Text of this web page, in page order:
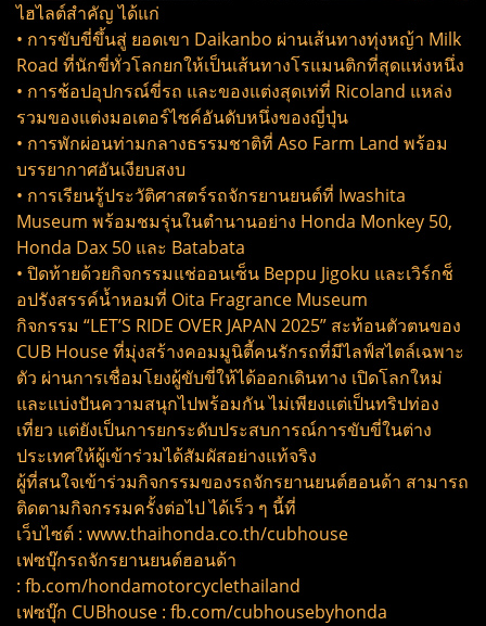
ไฮไลต์สำคัญ ได้แก่
• การขับขี่ขึ้นสู่ ยอดเขา Daikanbo ผ่านเส้นทางทุ่งหญ้า Milk
Road ที่นักขี่ทั่วโลกยกให้เป็นเส้นทางโรแมนติกที่สุดแห่งหนึ่ง
• การช้อปอุปกรณ์ขี่รถ และของแต่งสุดเท่ที่ Ricoland แหล่ง
รวมของแต่งมอเตอร์ไซค์อันดับหนึ่งของญี่ปุ่น
• การพักผ่อนท่ามกลางธรรมชาติที่ Aso Farm Land พร้อม
บรรยากาศอันเงียบสงบ
• การเรียนรู้ประวัติศาสตร์รถจักรยานยนต์ที่ Iwashita
Museum พร้อมชมรุ่นในตำนานอย่าง Honda Monkey 50,
Honda Dax 50 และ Batabata
• ปิดท้ายด้วยกิจกรรมแช่ออนเซ็น Beppu Jigoku และเวิร์กช็
อปรังสรรค์น้ำหอมที่ Oita Fragrance Museum
กิจกรรม “LET’S RIDE OVER JAPAN 2025” สะท้อนตัวตนของ
CUB House ที่มุ่งสร้างคอมมูนิตี้คนรักรถที่มีไลฟ์สไตล์เฉพาะ
ตัว ผ่านการเชื่อมโยงผู้ขับขี่ให้ได้ออกเดินทาง เปิดโลกใหม่
และแบ่งปันความสนุกไปพร้อมกัน ไม่เพียงแต่เป็นทริปท่อง
เที่ยว แต่ยังเป็นการยกระดับประสบการณ์การขับขี่ในต่าง
ประเทศให้ผู้เข้าร่วมได้สัมผัสอย่างแท้จริง
ผู้ที่สนใจเข้าร่วมกิจกรรมของรถจักรยานยนต์ฮอนด้า สามารถ
ติดตามกิจกรรมครั้งต่อไป ได้เร็ว ๆ นี้ที่
เว็บไซต์ : www.thaihonda.co.th/cubhouse
เฟซบุ๊กรถจักรยานยนต์ฮอนด้า
: fb.com/hondamotorcyclethailand
เฟซบุ๊ก CUBhouse : fb.com/cubhousebyhonda